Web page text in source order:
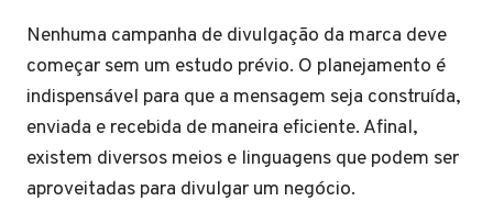
Nenhuma campanha de divulgação da marca deve
começar sem um estudo prévio. O planejamento é
indispensável para que a mensagem seja construída,
enviada e recebida de maneira eficiente. Afinal,
existem diversos meios e linguagens que podem ser
aproveitadas para divulgar um negócio.